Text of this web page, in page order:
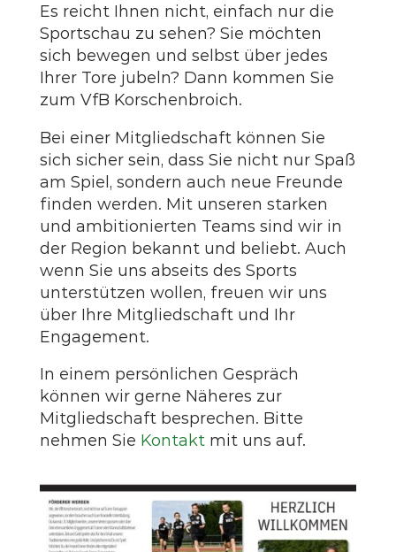
Es reicht Ihnen nicht, einfach nur die
Sportschau zu sehen? Sie möchten
sich bewegen und selbst über jedes
Ihrer Tore jubeln? Dann kommen Sie
zum VfB Korschenbroich.
Bei einer Mitgliedschaft können Sie
sich sicher sein, dass Sie nicht nur Spaß
am Spiel, sondern auch neue Freunde
finden werden. Mit unseren starken
und ambitionierten Teams sind wir in
der Region bekannt und beliebt. Auch
wenn Sie uns abseits des Sports
unterstützen wollen, freuen wir uns
über Ihre Mitgliedschaft und Ihr
Engagement.
In einem persönlichen Gespräch
können wir gerne Näheres zur
Mitgliedschaft besprechen. Bitte
nehmen Sie Kontaktmit uns auf.